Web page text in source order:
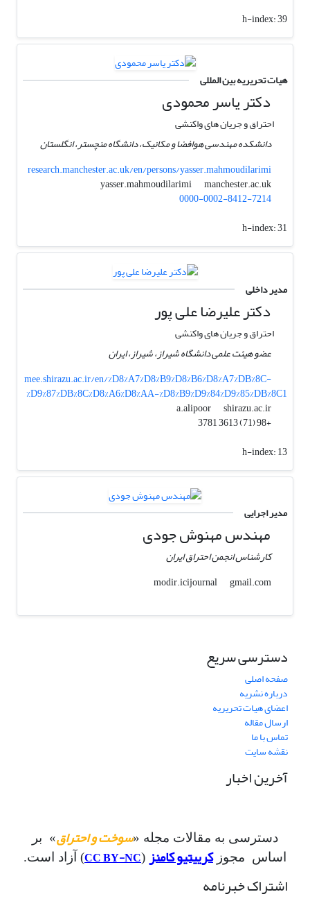
h-index:39
هیات تحریریه بین المللی
دکتر یاسر محمودی
احتراق و جریان های واکنشی
دانشکده مهندسی هوافضا و مکانیک، دانشگاه منچستر، انگلستان
research.manchester.ac.uk/en/persons/yasser.mahmoudilarimi
yasser.mahmoudilarimi
manchester.ac.uk
0000-0002-8412-7214
h-index:31
مدیر داخلی
دکتر علیرضا علی پور
احتراق و جریان های واکنشی
عضو هیئت علمی دانشگاه شیراز، شیراز، ایران
mee.shirazu.ac.ir/en/%D8%A7%D8%B9%D8%B6%D8%A7%DB%8C-
%D9%87%DB%8C%D8%A6%D8%AA-%D8%B9%D9%84%D9%85%DB%8C1
a.alipoor
shirazu.ac.ir
+98 (71) 3613 3781
h-index:13
مدیر اجرایی
مهندس مهنوش جودی
کارشناس انجمن احتراق ایران
modir.icijournal
gmail.com
دسترسی سریع
صفحه اصلی
درباره نشریه
اعضای هیات تحریریه
ارسال مقاله
تماس با ما
نقشه سایت
آخرین اخبار
دسترسی به مقالات مجله «سوخت و احتراق» بر
اساس مجوزکرییتیو کامنز (
CC BY-NC) آزاد است.
اشتراک خبرنامه